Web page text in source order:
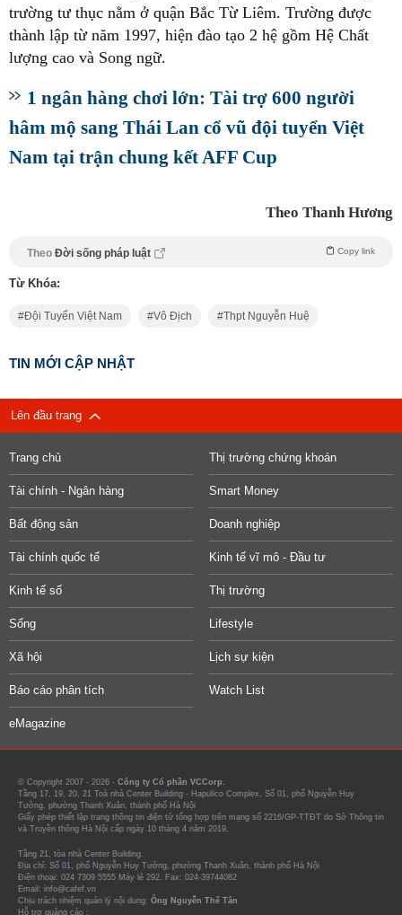
trường tư thục nằm ở quận Bắc Từ Liêm. Trường được
thành lập từ năm 1997, hiện đào tạo 2 hệ gồm Hệ Chất
lượng cao và Song ngữ.
1 ngân hàng chơi lớn: Tài trợ 600 người
hâm mộ sang Thái Lan cổ vũ đội tuyển Việt
Nam tại trận chung kết AFF Cup
Theo Thanh Hương
Theo Đời sống pháp luật Copy link
Từ Khóa:
Đội Tuyển Việt Nam Vô Địch Thpt Nguyễn Huệ
TIN MỚI CẬP NHẬT
Lên đầu trang
Trang chủ Thị trường chứng khoán
Tài chính - Ngân hàng Smart Money
Bất động sản Doanh nghiệp
Tài chính quốc tế Kinh tế vĩ mô - Đầu tư
Kinh tế số Thị trường
Sống Lifestyle
Xã hội Lịch sự kiện
Báo cáo phân tích Watch List
eMagazine
© Copyright 2007 - 2026 - Công ty Cổ phần VCCorp.
Tầng 17, 19, 20, 21 Toà nhà Center Building - Hapulico Complex, Số 01, phố Nguyễn Huy
Tưởng, phường Thanh Xuân, thành phố Hà Nội
Giấy phép thiết lập trang thông tin điện tử tổng hợp trên mạng số 2216/GP-TTĐT do Sở Thông tin
và Truyền thông Hà Nội cấp ngày 10 tháng 4 năm 2019.
Tầng 21, tòa nhà Center Building.
Địa chỉ: Số 01, phố Nguyễn Huy Tưởng, phường Thanh Xuân, thành phố Hà Nội
Điện thoại: 024 7309 5555 Máy lẻ 292. Fax: 024-39744082
Email: info@cafef.vn
Chịu trách nhiệm quản lý nội dung: Ông Nguyễn Thế Tân
Hỗ trợ quảng cáo :